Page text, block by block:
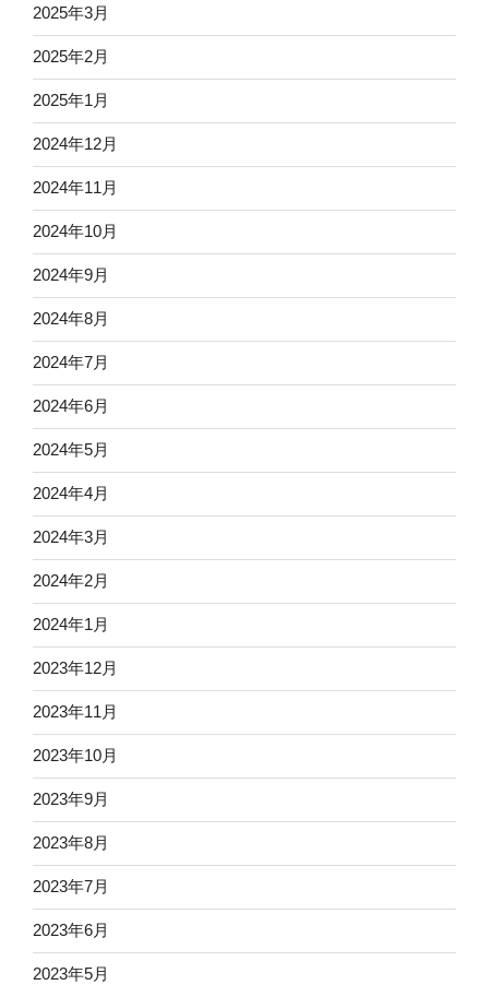
2025年3月
2025年2月
2025年1月
2024年12月
2024年11月
2024年10月
2024年9月
2024年8月
2024年7月
2024年6月
2024年5月
2024年4月
2024年3月
2024年2月
2024年1月
2023年12月
2023年11月
2023年10月
2023年9月
2023年8月
2023年7月
2023年6月
2023年5月